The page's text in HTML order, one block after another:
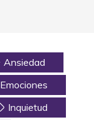
Ansiedad
Emociones
Inquietud